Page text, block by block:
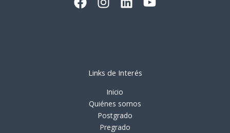
Links de Interés
Inicio
Quiénes somos
Postgrado
Pregrado